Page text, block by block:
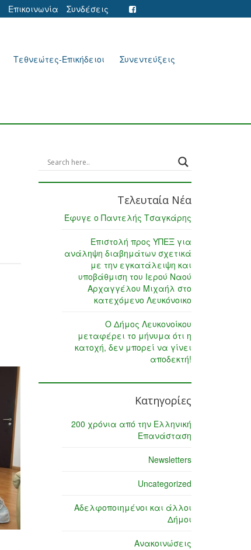
Επικοινωνία Συνδέσεις
Τεθνεώτες-Επικήδειοι Συνεντεύξεις
Τελευταία Νέα
Έφυγε ο Παντελής Τσαγκάρης
Επιστολή προς ΥΠΕΞ για
ανάληψη διαβημάτων σχετικά
με την εγκατάλειψη και
υποβάθμιση του Ιερού Ναού
Αρχαγγέλου Μιχαήλ στο
κατεχόμενο Λευκόνοικο
Ο Δήμος Λευκονοίκου
μεταφέρει το μήνυμα ότι η
κατοχή, δεν μπορεί να γίνει
αποδεκτή!
Κατηγορίες
200 χρόνια από την Ελληνική
Επανάσταση
Newsletters
Uncategorized
Αδελφοποιημένοι και άλλοι
Δήμοι
Ανακοινώσεις